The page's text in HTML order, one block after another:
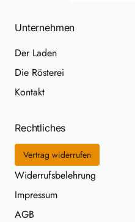
Unternehmen
Der Laden
Die Rösterei
Kontakt
Rechtliches
Vertrag widerrufen
Widerrufsbelehrung
Impressum
AGB